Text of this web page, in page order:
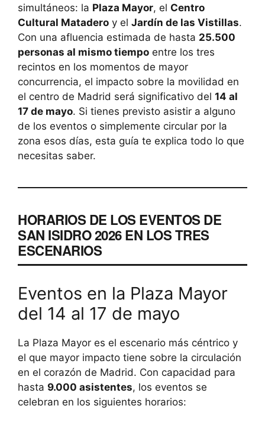
simultáneos: la Plaza Mayor, el Centro
Cultural Matadero y el Jardín de las Vistillas.
Con una afluencia estimada de hasta 25.500
personas al mismo tiempo entre los tres
recintos en los momentos de mayor
concurrencia, el impacto sobre la movilidad en
el centro de Madrid será significativo del 14 al
17 de mayo. Si tienes previsto asistir a alguno
de los eventos o simplemente circular por la
zona esos días, esta guía te explica todo lo que
necesitas saber.
HORARIOS DE LOS EVENTOS DE
SAN ISIDRO 2026 EN LOS TRES
ESCENARIOS
Eventos en la Plaza Mayor
del 14 al 17 de mayo
La Plaza Mayor es el escenario más céntrico y
el que mayor impacto tiene sobre la circulación
en el corazón de Madrid. Con capacidad para
hasta 9.000 asistentes, los eventos se
celebran en los siguientes horarios: